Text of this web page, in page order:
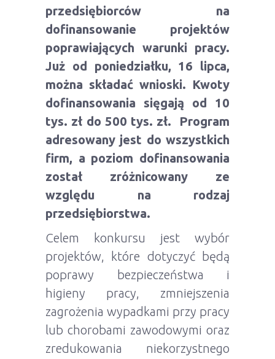
przedsiębiorców na
dofinansowanie projektów
poprawiających warunki pracy.
Już od poniedziałku, 16 lipca,
można składać wnioski. Kwoty
dofinansowania sięgają od 10
tys. zł do 500 tys. zł. Program
adresowany jest do wszystkich
firm, a poziom dofinansowania
został zróżnicowany ze
względu na rodzaj
przedsiębiorstwa.
Celem konkursu jest wybór
projektów, które dotyczyć będą
poprawy bezpieczeństwa i
higieny pracy, zmniejszenia
zagrożenia wypadkami przy pracy
lub chorobami zawodowymi oraz
zredukowania niekorzystnego